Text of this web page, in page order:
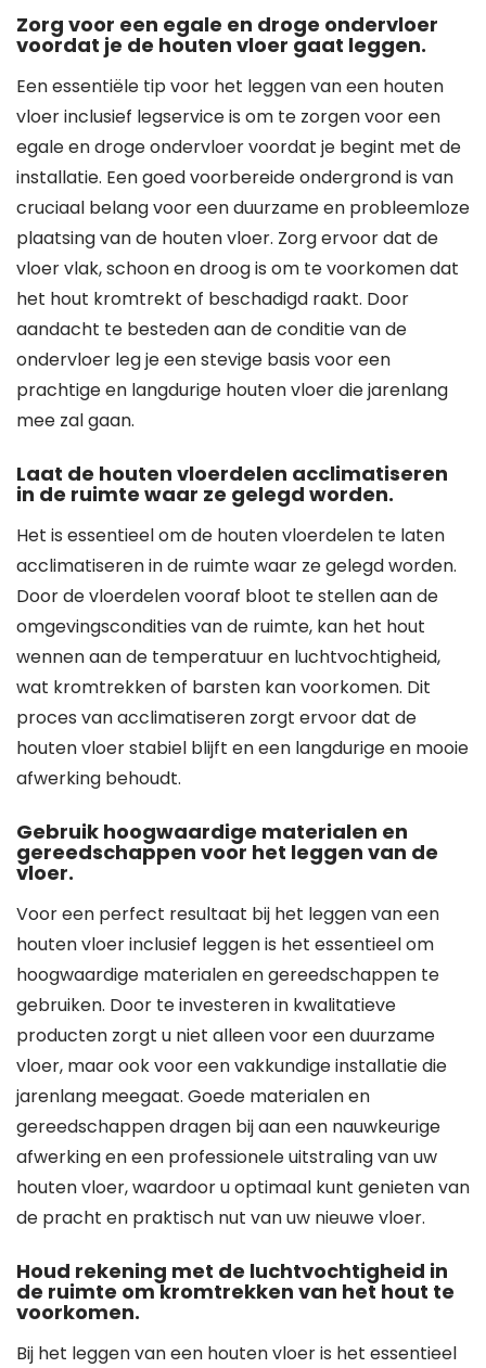
Zorg voor een egale en droge ondervloer
voordat je de houten vloer gaat leggen.
Een essentiële tip voor het leggen van een houten
vloer inclusief legservice is om te zorgen voor een
egale en droge ondervloer voordat je begint met de
installatie. Een goed voorbereide ondergrond is van
cruciaal belang voor een duurzame en probleemloze
plaatsing van de houten vloer. Zorg ervoor dat de
vloer vlak, schoon en droog is om te voorkomen dat
het hout kromtrekt of beschadigd raakt. Door
aandacht te besteden aan de conditie van de
ondervloer leg je een stevige basis voor een
prachtige en langdurige houten vloer die jarenlang
mee zal gaan.
Laat de houten vloerdelen acclimatiseren
in de ruimte waar ze gelegd worden.
Het is essentieel om de houten vloerdelen te laten
acclimatiseren in de ruimte waar ze gelegd worden.
Door de vloerdelen vooraf bloot te stellen aan de
omgevingscondities van de ruimte, kan het hout
wennen aan de temperatuur en luchtvochtigheid,
wat kromtrekken of barsten kan voorkomen. Dit
proces van acclimatiseren zorgt ervoor dat de
houten vloer stabiel blijft en een langdurige en mooie
afwerking behoudt.
Gebruik hoogwaardige materialen en
gereedschappen voor het leggen van de
vloer.
Voor een perfect resultaat bij het leggen van een
houten vloer inclusief leggen is het essentieel om
hoogwaardige materialen en gereedschappen te
gebruiken. Door te investeren in kwalitatieve
producten zorgt u niet alleen voor een duurzame
vloer, maar ook voor een vakkundige installatie die
jarenlang meegaat. Goede materialen en
gereedschappen dragen bij aan een nauwkeurige
afwerking en een professionele uitstraling van uw
houten vloer, waardoor u optimaal kunt genieten van
de pracht en praktisch nut van uw nieuwe vloer.
Houd rekening met de luchtvochtigheid in
de ruimte om kromtrekken van het hout te
voorkomen.
Bij het leggen van een houten vloer is het essentieel